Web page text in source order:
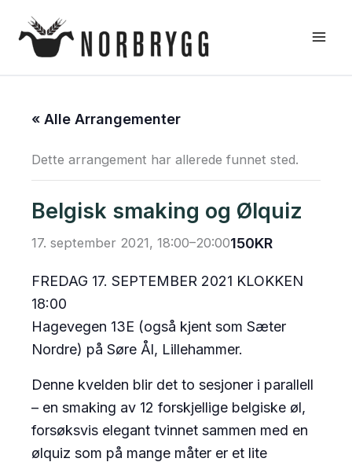
rett
« Alle Arrangementer
Dette arrangement har allerede funnet sted.
Belgisk smaking og Ølquiz
17. september 2021, 18:00–20:00150KR
FREDAG 17. SEPTEMBER 2021 KLOKKEN
18:00
Hagevegen 13E (også kjent som Sæter
Nordre) på Søre Ål, Lillehammer.
Denne kvelden blir det to sesjoner i parallell
– en smaking av 12 forskjellige belgiske øl,
forsøksvis elegant tvinnet sammen med en
ølquiz som på mange måter er et lite